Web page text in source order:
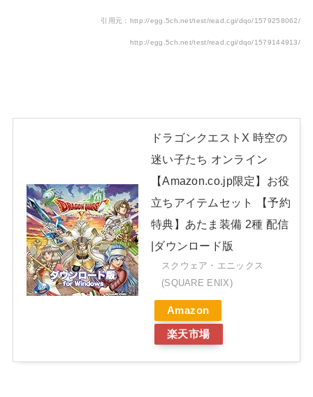
引用元：http://egg.5ch.net/test/read.cgi/dqo/1579258062/
http://egg.5ch.net/test/read.cgi/dqo/1579144913/
ドラゴンクエストX 時空の
迷い子たち オンライン
【Amazon.co.jp限定】お役
立ちアイテムセット 【予約
特典】あたま装備 2種 配信
|ダウンロード版
スクウェア・エニックス
(SQUARE ENIX)
Amazon
楽天市場